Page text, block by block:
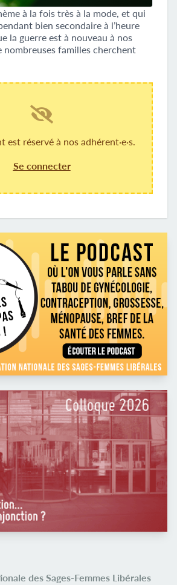
à la fois très à la mode, et qui
bien secondaire à l’heure
la guerre est à nouveau à nos
nombreuses familles cherchent
est réservé à nos adhérent·e·s.
Se connecter
des Sages-Femmes Libérales